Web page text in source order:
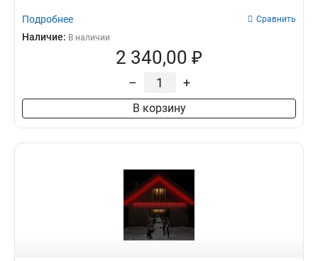
Подробнее Сравнить
Наличие: В наличии
2 340,00 ₽
– +
В корзину